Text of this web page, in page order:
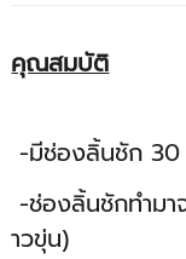
คุณสมบัติ
-มีช่องลิ้นชัก
-ช่องลิ้นชักทำมา
าวขุ่น)